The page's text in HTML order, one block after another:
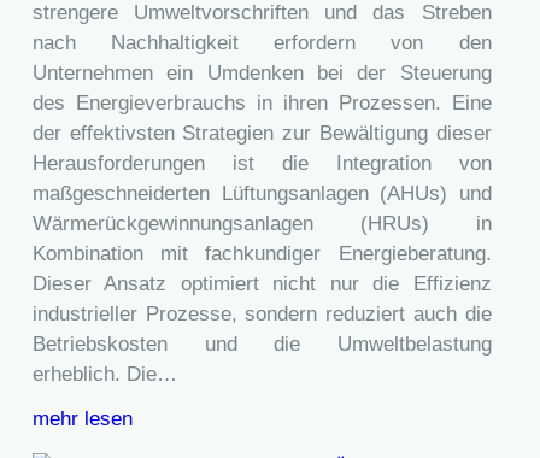
strengere Umweltvorschriften und das Streben
nach Nachhaltigkeit erfordern von den
Unternehmen ein Umdenken bei der Steuerung
des Energieverbrauchs in ihren Prozessen. Eine
der effektivsten Strategien zur Bewältigung dieser
Herausforderungen ist die Integration von
maßgeschneiderten Lüftungsanlagen (AHUs) und
Wärmerückgewinnungsanlagen (HRUs) in
Kombination mit fachkundiger Energieberatung.
Dieser Ansatz optimiert nicht nur die Effizienz
industrieller Prozesse, sondern reduziert auch die
Betriebskosten und die Umweltbelastung
erheblich. Die…
mehr lesen